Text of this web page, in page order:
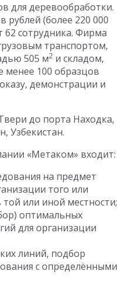
для деревообработки.
рублей (более 220 000
62 сотрудника. Фирма
транспортом,
505 м2 и складом,
менее 100 образцов
демонстрации и
до порта Находка,
Узбекистан.
«Метаком» входит:
на предмет
того или
или иной местности;
оптимальных
для организации
линий, подбор
с определёнными